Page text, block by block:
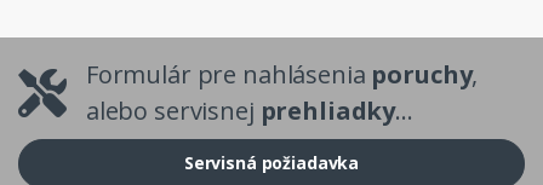
Formulár pre nahlásenia poruchy,
alebo servisnej prehliadky...
Servisná požiadavka